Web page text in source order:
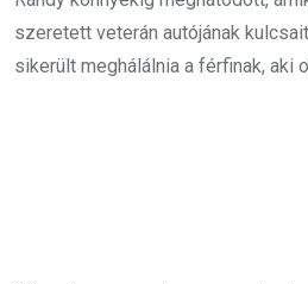
szeretett veterán autójának
sikerült meghálálnia a férfinak, aki